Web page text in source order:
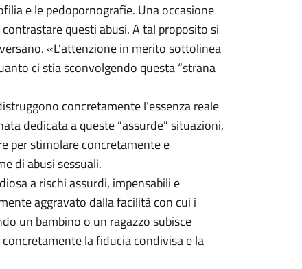
e le pedopornografie. Una occasione
questi abusi. A tal proposito si
«L’attenzione in merito sottolinea
ci stia sconvolgendo questa “strana
concretamente l’essenza reale
dedicata a queste “assurde” situazioni,
per stimolare concretamente e
di abusi sessuali.
a rischi assurdi, impensabili e
aggravato dalla facilità con cui i
un bambino o un ragazzo subisce
la fiducia condivisa e la